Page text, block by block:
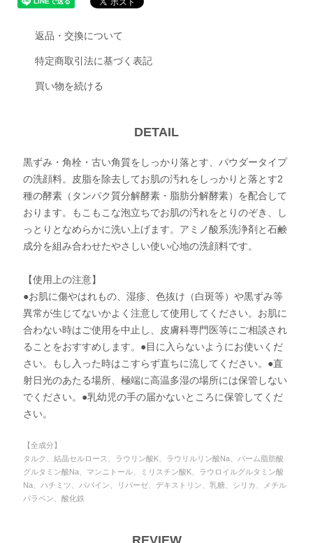
返品・交換について
特定商取引法に基づく表記
買い物を続ける
DETAIL
黒ずみ・角栓・古い角質をしっかり落とす、パウダータイプ
の洗顔料。皮脂を除去してお肌の汚れをしっかりと落とす2
種の酵素（タンパク質分解酵素・脂肪分解酵素）を配合して
おります。もこもこな泡立ちでお肌の汚れをとりのぞき、し
っとりとなめらかに洗い上げます。アミノ酸系洗浄剤と石鹸
成分を組み合わせたやさしい使い心地の洗顔料です。
【使用上の注意】
●お肌に傷やはれもの、湿疹、色抜け（白斑等）や黒ずみ等
異常が生じてないかよく注意して使用してください。お肌に
合わない時はご使用を中止し、皮膚科専門医等にご相談され
ることをおすすめします。●目に入らないようにお使いくだ
さい。もし入った時はこすらず直ちに流してください。●直
射日光のあたる場所、極端に高温多湿の場所には保管しない
でください。●乳幼児の手の届かないところに保管してくだ
さい。
【全成分】
タルク、結晶セルロース、ラウリン酸K、ラウリルリン酸Na、パーム脂肪酸
グルタミン酸Na、マンニトール、ミリスチン酸K、ラウロイルグルタミン酸
Na、ハチミツ、パパイン、リパーゼ、デキストリン、乳糖、シリカ、メチル
パラベン、酸化鉄
REVIEW